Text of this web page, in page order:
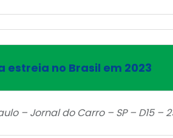
estreia no Brasil em 2023
– Jornal do Carro – SP – D15 –